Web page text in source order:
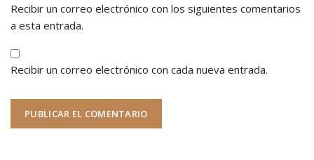
Recibir un correo electrónico con los siguientes comentarios
a esta entrada.
Recibir un correo electrónico con cada nueva entrada.